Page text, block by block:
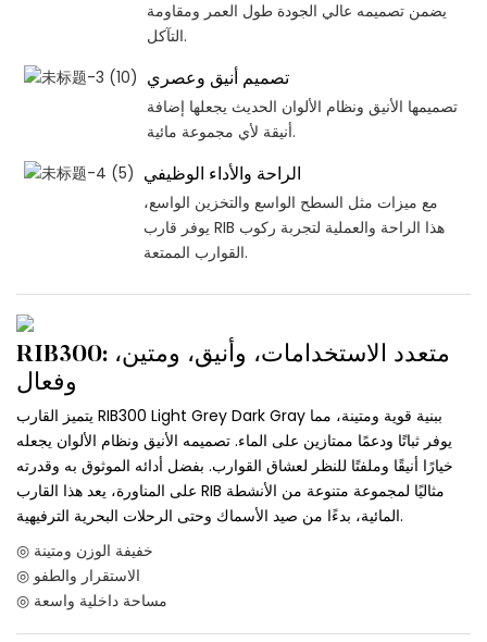
يضمن تصميمه عالي الجودة طول العمر ومقاومة
التآكل.
تصميم أنيق وعصري
تصميمها الأنيق ونظام الألوان الحديث يجعلها إضافة
أنيقة لأي مجموعة مائية.
الراحة والأداء الوظيفي
مع ميزات مثل السطح الواسع والتخزين الواسع،
يوفر قارب RIB هذا الراحة والعملية لتجربة ركوب
القوارب الممتعة.
RIB300: متعدد الاستخدامات، وأنيق، ومتين،
وفعال
يتميز القارب RIB300 Light Grey Dark Gray ببنية قوية ومتينة، مما
يوفر ثباتًا ودعمًا ممتازين على الماء. تصميمه الأنيق ونظام الألوان يجعله
خيارًا أنيقًا وملفتًا للنظر لعشاق القوارب. بفضل أدائه الموثوق به وقدرته
على المناورة، يعد هذا القارب RIB مثاليًا لمجموعة متنوعة من الأنشطة
المائية، بدءًا من صيد الأسماك وحتى الرحلات البحرية الترفيهية.
◎ خفيفة الوزن ومتينة
◎ الاستقرار والطفو
◎ مساحة داخلية واسعة